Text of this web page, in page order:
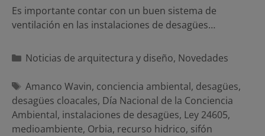
Es importante contar con un buen sistema de
ventilación en las instalaciones de desagües…
Categorías
Noticias de arquitectura y diseño, Novedades
Etiquetas
Amanco Wavin, conciencia ambiental, desagües,
desagües cloacales, Día Nacional de la Conciencia
Ambiental, instalaciones de desagües, Ley 24605,
medioambiente, Orbia, recurso hidrico, sifón